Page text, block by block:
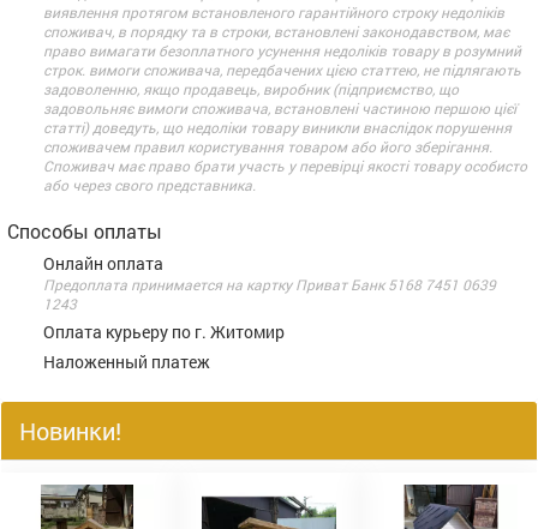
виявлення протягом встановленого гарантійного строку недоліків
споживач, в порядку та в строки, встановлені законодавством, має
право вимагати безоплатного усунення недоліків товару в розумний
строк. вимоги споживача, передбачених цією статтею, не підлягають
задоволенню, якщо продавець, виробник (підприємство, що
задовольняє вимоги споживача, встановлені частиною першою цієї
статті) доведуть, що недоліки товару виникли внаслідок порушення
споживачем правил користування товаром або його зберігання.
Споживач має право брати участь у перевірці якості товару особисто
або через свого представника.
Способы оплаты
Онлайн оплата
Предоплата принимается на картку Приват Банк 5168 7451 0639
1243
Оплата курьеру по г. Житомир
Наложенный платеж
Новинки!